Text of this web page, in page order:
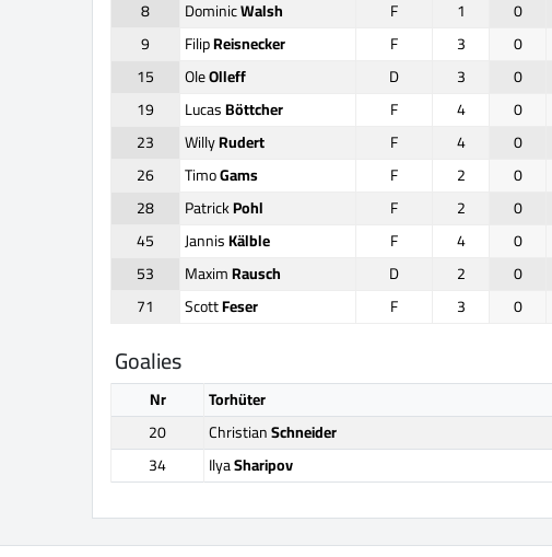
8
DominicWalsh F 1 0
9
FilipReisnecker F 3 0
15
OleOlleff D 3 0
19
LucasBöttcher F 4 0
23
WillyRudert F 4 0
26
TimoGams F 2 0
28
PatrickPohl F 2 0
45
JannisKälble F 4 0
53
MaximRausch D 2 0
71
ScottFeser F 3 0
Goalies
Nr Torhüter
20
ChristianSchneider
34
IlyaSharipov